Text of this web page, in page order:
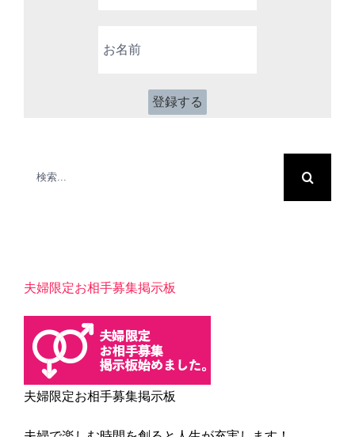
*
夫婦限定お相手募集掲示板
夫婦限定お相手募集掲示板